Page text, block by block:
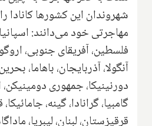
شهروندان این کشورها کانادا
مهاجرتی خود می‌دانند:
فلسطین، آفریقای جنوبی،
آنگولا، آذربایجان، باهاما،
دورنینیکا، جمهوری دومینیکن،
گامبیا، گرانادا، گینه،
قرقیزستان، لبنان، لیبریا،